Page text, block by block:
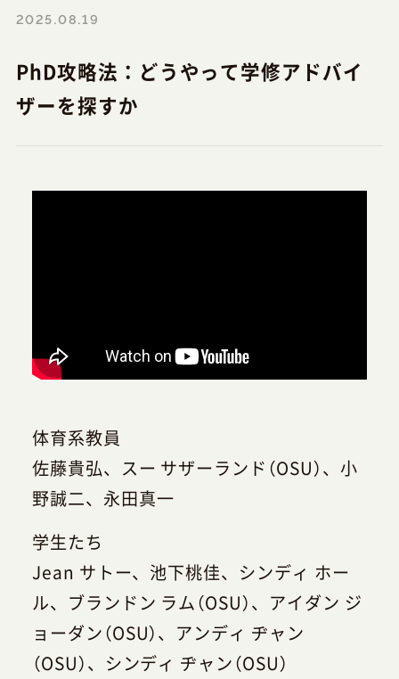
2025.08.19
PhD攻略法：どうやって学修アドバイ
ザーを探すか
体育系教員
佐藤貴弘、スー サザーランド（OSU）、小
野誠二、永田真一
学生たち
Jean サトー、池下桃佳、シンディ ホー
ル、ブランドン ラム（OSU）、アイダン ジ
ョーダン（OSU）、アンディ ヂャン
（OSU）、シンディ ヂャン（OSU）